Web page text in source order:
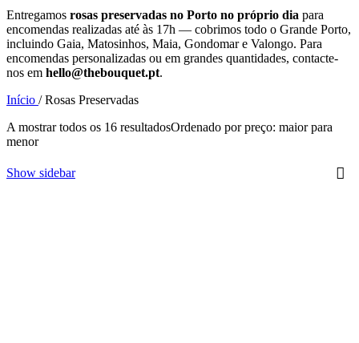
Entregamos rosas preservadas no Porto no próprio dia para
encomendas realizadas até às 17h — cobrimos todo o Grande Porto,
incluindo Gaia, Matosinhos, Maia, Gondomar e Valongo. Para
encomendas personalizadas ou em grandes quantidades, contacte-
nos em hello@thebouquet.pt.
Início / Rosas Preservadas
A mostrar todos os 16 resultadosOrdenado por preço: maior para
menor
Show sidebar